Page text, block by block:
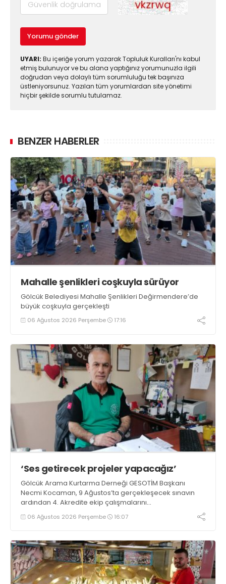
Yorumu gönder
UYARI: Bu içeriğe yorum yazarak Topluluk Kuralları'nı kabul
etmiş bulunuyor ve bu alana yaptığınız yorumunuzla ilgili
doğrudan veya dolaylı tüm sorumluluğu tek başınıza
üstleniyorsunuz. Yazılan tüm yorumlardan site yönetimi
hiçbir şekilde sorumlu tutulamaz.
BENZER HABERLER
Mahalle şenlikleri coşkuyla sürüyor
Gölcük Belediyesi Mahalle Şenlikleri Değirmendere’de
büyük coşkuyla gerçekleşti
06 Ağustos 2026 Perşembe 17:16
‘Ses getirecek projeler yapacağız’
Gölcük Arama Kurtarma Derneği GESOTİM Başkanı
Necmi Kocaman, 9 Ağustos’ta gerçekleşecek sınavın
ardından 4. Akredite ekip çalışmalarını
tamamlayacaklarını ifade ederek açıklamalarda
bulundu. Kocaman, “Gölcük’te ve Kocaeli genelinde ses
06 Ağustos 2026 Perşembe 16:07